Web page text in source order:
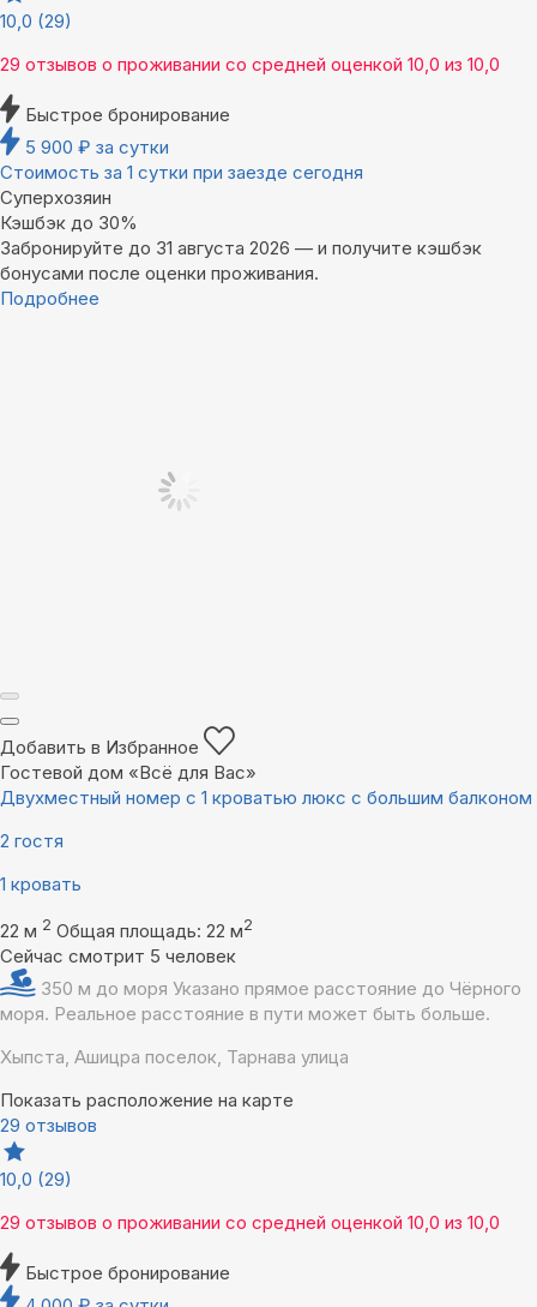
10,0 (29)
29 отзывов о проживании со средней оценкой 10,0 из 10,0
Быстрое бронирование
5 900 ₽ за сутки
Стоимость за 1 сутки при заезде сегодня
Суперхозяин
Кэшбэк до 30%
Забронируйте до 31 августа 2026 — и получите кэшбэк
бонусами после оценки проживания.
Подробнее
Добавить в Избранное
Гостевой дом «Всё для Вас»
Двухместный номер с 1 кроватью люкс с большим балконом
2 гостя
1 кровать
22 м 2 Общая площадь: 22 м2
Сейчас смотрит 5 человек
350 м до моря Указано прямое расстояние до Чёрного
моря. Реальное расстояние в пути может быть больше.
Хыпста, Ашицра поселок, Тарнава улица
Показать расположение на карте
29 отзывов
10,0 (29)
29 отзывов о проживании со средней оценкой 10,0 из 10,0
Быстрое бронирование